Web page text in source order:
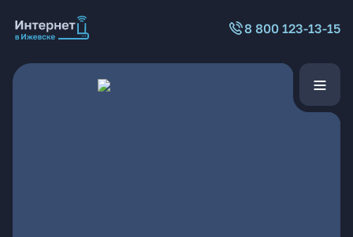
8 800 123-13-15